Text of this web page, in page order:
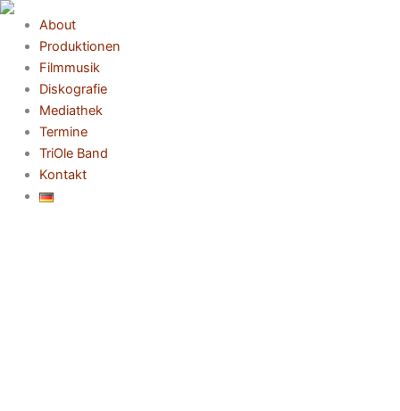
Zum
Inhalt
springen
About
Produktionen
Filmmusik
Diskografie
Mediathek
Termine
TriOle Band
Kontakt